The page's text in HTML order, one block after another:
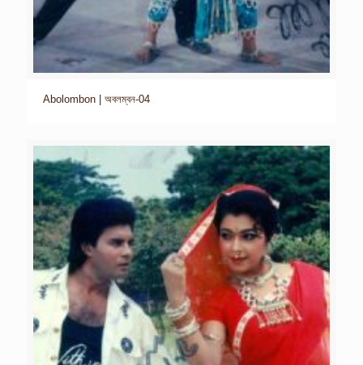
Abolombon | অবলম্বন-04